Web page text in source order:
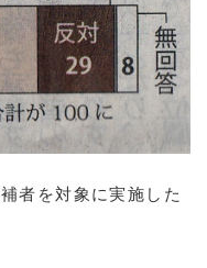
者を対象に実施した